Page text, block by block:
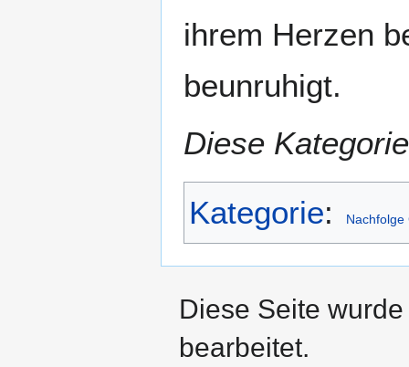
ihrem Herzen
beunruhigt.
Diese
Kategorie: Nachfolge
Diese Seite
bearbeitet.